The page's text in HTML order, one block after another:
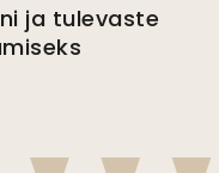
ja tulevaste